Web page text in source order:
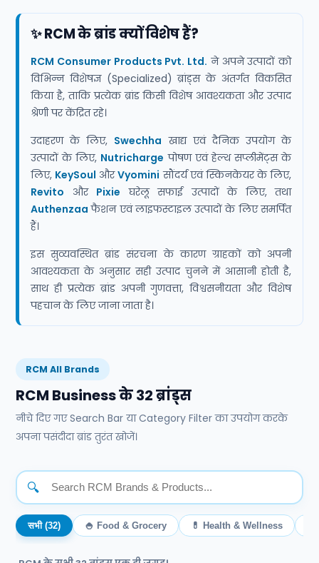
✨ RCM के ब्रांड क्यों विशेष हैं?
RCM Consumer Products Pvt. Ltd. ने अपने उत्पादों को
विभिन्न विशेषज्ञ (Specialized) ब्रांड्स के अंतर्गत विकसित
किया है, ताकि प्रत्येक ब्रांड किसी विशेष आवश्यकता और उत्पाद
श्रेणी पर केंद्रित रहे।
उदाहरण के लिए, Swechha खाद्य एवं दैनिक उपयोग के
उत्पादों के लिए, Nutricharge पोषण एवं हेल्थ सप्लीमेंट्स के
लिए, KeySoul औरVyomini सौंदर्य एवं स्किनकेयर के लिए,
Revito और Pixie घरेलू सफाई उत्पादों के लिए, तथा
Authenzaa फैशन एवं लाइफस्टाइल उत्पादों के लिए समर्पित
हैं।
इस सुव्यवस्थित ब्रांड संरचना के कारण ग्राहकों को अपनी
आवश्यकता के अनुसार सही उत्पाद चुनने में आसानी होती है,
साथ ही प्रत्येक ब्रांड अपनी गुणवत्ता, विश्वसनीयता और विशेष
पहचान के लिए जाना जाता है।
RCM All Brands
RCM Business के 32 ब्रांड्स
नीचे दिए गए Search Bar या Category Filter का उपयोग करके
अपना पसंदीदा ब्रांड तुरंत खोजें।
🔍
सभी (32) 🍚 Food & Grocery 💊 Health & Wellness